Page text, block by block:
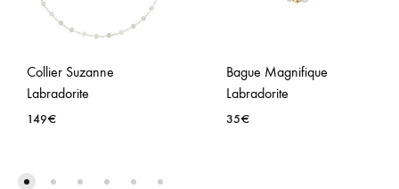
Collier Suzanne
Labradorite
149€
Bague Magnifique
Labradorite
35€